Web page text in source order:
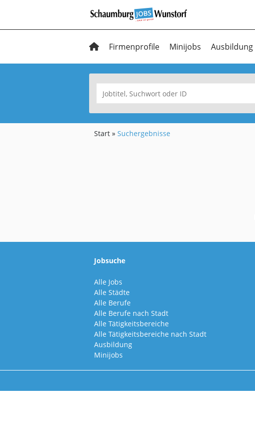
Firmenprofile Minijobs Ausbildung
Start Suchergebnisse
Jobsuche
Alle Jobs
Alle Städte
Alle Berufe
Alle Berufe nach Stadt
Alle Tätigkeitsbereiche
Alle Tätigkeitsbereiche nach Stadt
Ausbildung
Minijobs